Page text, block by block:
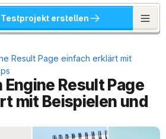
Testprojekt erstellen
Result Page einfach erklärt mit
Engine Result Page
mit Beispielen und